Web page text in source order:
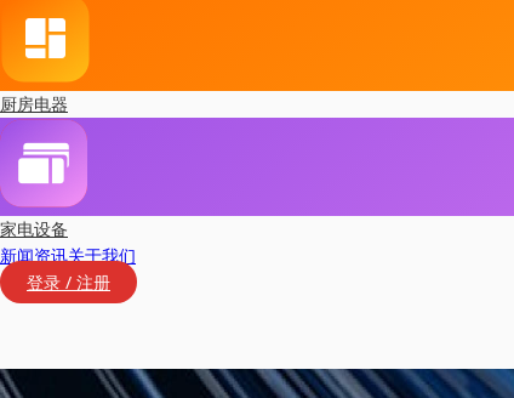
厨房电器
家电设备
新闻资讯关于我们
登录 / 注册